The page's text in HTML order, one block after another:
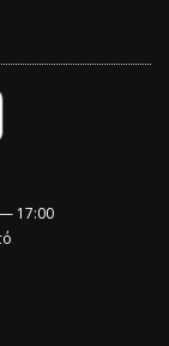
17:00